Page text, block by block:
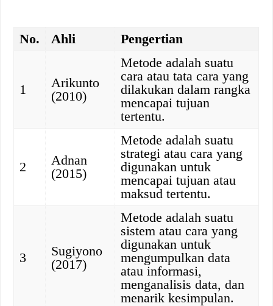
No. Ahli Pengertian
1
Arikunto
(2010)
Metode adalah suatu
cara atau tata cara yang
dilakukan dalam rangka
mencapai tujuan
tertentu.
2
Adnan
(2015)
Metode adalah suatu
strategi atau cara yang
digunakan untuk
mencapai tujuan atau
maksud tertentu.
3
Sugiyono
(2017)
Metode adalah suatu
sistem atau cara yang
digunakan untuk
mengumpulkan data
atau informasi,
menganalisis data, dan
menarik kesimpulan.